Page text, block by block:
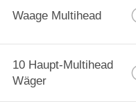
Waage Multihead
10 Haupt-Multihead
Wäger